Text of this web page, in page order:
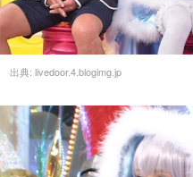
出典: livedoor.4.blogimg.jp